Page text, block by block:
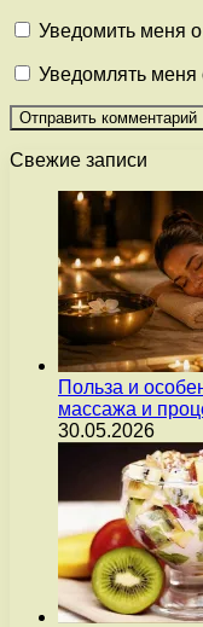
Уведомить меня
Уведомлять меня
Свежие записи
Польза и
массажа и
30.05.2026